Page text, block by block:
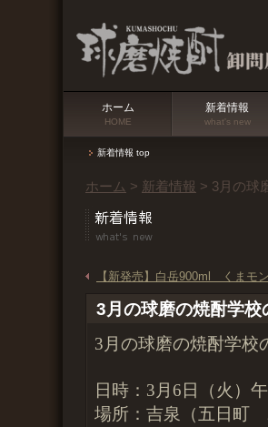
ホーム
HOME
新着情報
what's new
新着情報 top
ホーム > 新着情報 > 3月の球
【新発売】白岳900ml くまモ
3月の球磨の焼酎学校
3月の球磨の焼酎学校
日時：3月6日（火）
場所：吉泉（五日町